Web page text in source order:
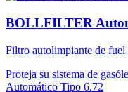
BOLLFILTER
Filtro autolimpiante de fuel
Proteja su sistema de
Automático Tipo 6.72